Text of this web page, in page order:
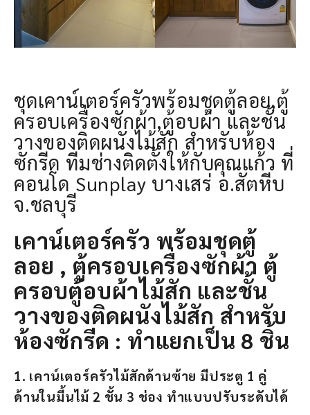
ชุดเคาน์เตอร์ครัวพร้อมชุดตู้ลอย,ตู้
ครอบเครื่องซักผ้า,ตู้อบผ้า และชั้น
วางของติดผนังไม้สัก สำหรับห้อง
ซักรีด ทีมช่างติดตั้งให้กับคุณแก้ว ที่
คอนโด Sunplay บางเสร่ อ.สัตหีบ
จ.ชลบุรี
เคาน์เตอร์ครัว พร้อมชุดตู้
ลอย , ตู้ครอบเครื่องซักผ้า ตู้
ครอบตู้อบผ้าไม้สัก และชั้น
วางของติดผนังไม้สัก สำหรับ
ห้องซักรีด : ทําแยกเป็น 8 ชิ้น
1. เคาน์เตอร์ครัวไม้สักด้านซ้าย มีประตู 1 คู่
ด้านในมี้นไม้ 2 ชั้น 3 ช่อง ทําแบบปรับระดับได้